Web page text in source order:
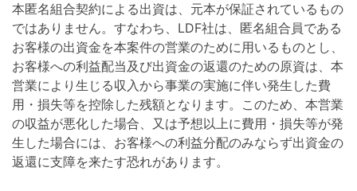
本匿名組合契約による出資は、元本が保証されているもの
ではありません。すなわち、LDF社は、匿名組合員である
お客様の出資金を本案件の営業のために用いるものとし、
お客様への利益配当及び出資金の返還のための原資は、本
営業により生じる収入から事業の実施に伴い発生した費
用・損失等を控除した残額となります。このため、本営業
の収益が悪化した場合、又は予想以上に費用・損失等が発
生した場合には、お客様への利益分配のみならず出資金の
返還に支障を来たす恐れがあります。